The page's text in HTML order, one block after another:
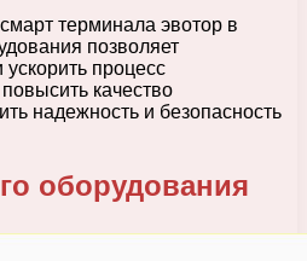
терминала эвотор в
позволяет
процесс
качество
надежность и безопасность
оборудования